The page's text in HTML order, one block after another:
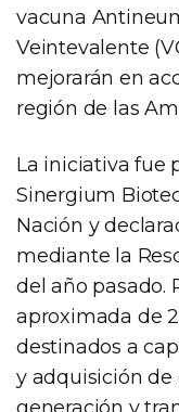
vacuna
Veintevalente
mejorarán en
región de las
La iniciativa fue
Sinergium
Nación y
mediante la
del año pasado.
aproximada de
destinados a
y adquisición